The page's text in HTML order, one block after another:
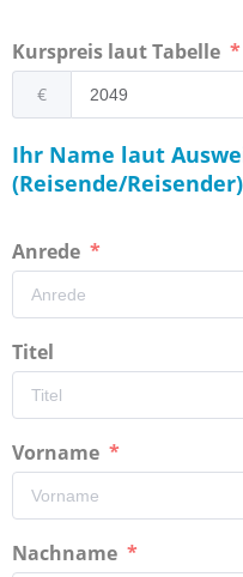
Kurspreis laut Tabelle
€
Ihr Name laut
(Reisende/Reisender)
Anrede
Titel
Vorname
Nachname